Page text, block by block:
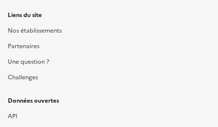
Liens du site
Nos établissements
Partenaires
Une question ?
Challenges
Données ouvertes
API